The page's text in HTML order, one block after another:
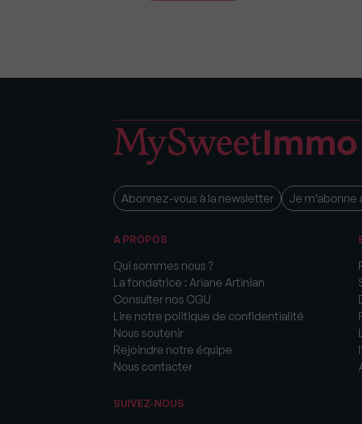
Abonnez-vous à la newsletter Je m’abonne
A PROPOS
Qui sommes nous ?
La fondatrice : Ariane Artinian
Consulter nos CGU
Lire notre politique de confidentialité
Nous soutenir
Rejoindre notre équipe
Nous contacter
SUIVEZ-NOUS